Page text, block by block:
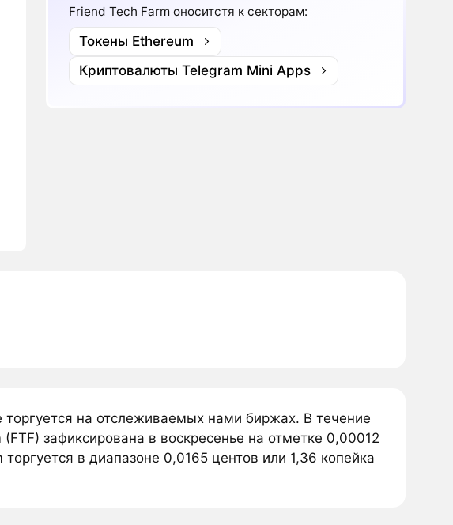
Friend Tech Farm оноситстя к секторам:
Токены Ethereum
Криптовалюты Telegram Mini Apps
на отслеживаемых нами биржах. В течение
зафиксирована в воскресенье на отметке 0,00012
в диапазоне 0,0165 центов или 1,36 копейка